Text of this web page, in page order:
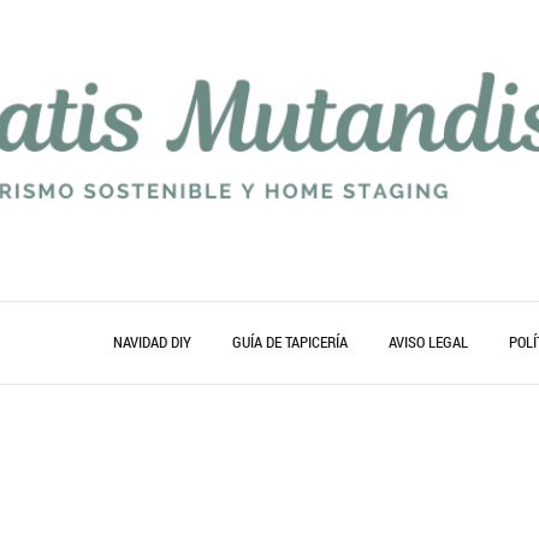
NAVIDAD DIY GUÍA DE TAPICERÍA AVISO LEGAL